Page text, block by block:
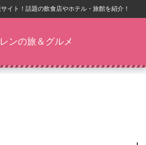
イト！話題の飲食店やホテル・旅館を紹介！
ンの旅＆グルメ